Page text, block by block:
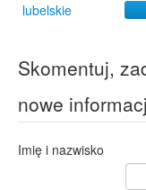
lubelskie
Skomentuj,
nowe
Imię i nazwisko